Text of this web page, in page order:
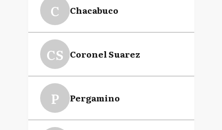
C Chacabuco
CS Coronel Suarez
P Pergamino